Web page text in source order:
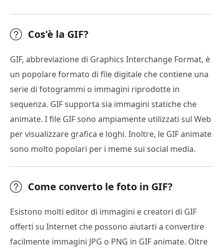
Cos'è la GIF?
GIF, abbreviazione di Graphics Interchange Format, è
un popolare formato di file digitale che contiene una
serie di fotogrammi o immagini riprodotte in
sequenza. GIF supporta sia immagini statiche che
animate. I file GIF sono ampiamente utilizzati sul Web
per visualizzare grafica e loghi. Inoltre, le GIF animate
sono molto popolari per i meme sui social media.
Come converto le foto in GIF?
Esistono molti editor di immagini e creatori di GIF
offerti su Internet che possono aiutarti a convertire
facilmente immagini JPG o PNG in GIF animate. Oltre